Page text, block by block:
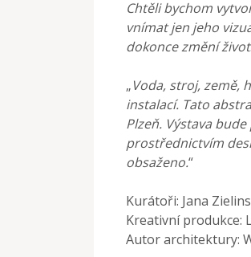
Chtěli bychom
vnímat jen jeho
dokonce změní život
„Voda, stroj, země,
instalací. Tato
Plzeň. Výstava
prostřednictvím
obsaženo.“
Kurátoři: Jana
Kreativní produkce:
Autor architektury: